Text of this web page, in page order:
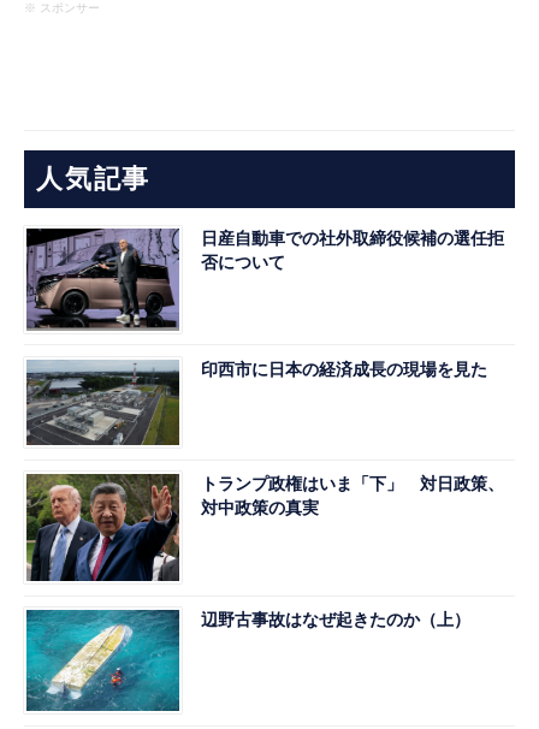
※ スポンサー
人気記事
日産自動車での社外取締役候補の選任拒
否について
印西市に日本の経済成長の現場を見た
トランプ政権はいま「下」 対日政策、
対中政策の真実
辺野古事故はなぜ起きたのか（上）